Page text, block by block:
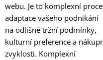
webu. Je to komplexní
adaptace vašeho podnikání
na odlišné tržní podmínky,
kulturní preference a
zvyklosti. Komplexní